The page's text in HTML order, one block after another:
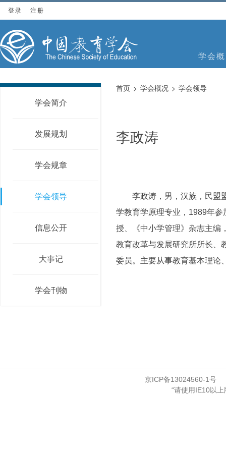
登录 注册
学会
学会简介
发展规划
学会规章
学会领导
信息公开
大事记
学会刊物
首页 学会概况 学会领导
李政涛
李政涛，男，汉族，民盟盟
学教育学原理专业，1989年
授、《中小学管理》杂志主编
教育改革与发展研究所所长、
委员。主要从事教育基本理论
京ICP备13024560-1号
“请使用IE10以